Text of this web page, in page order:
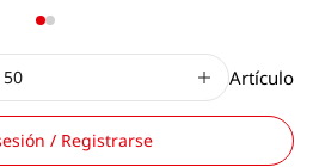
Artículo
/ Registrarse